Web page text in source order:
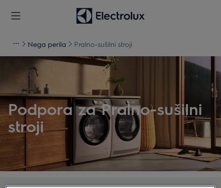
Nega perila Pralno-sušilni stroji
Podpora za Pralno-sušilni
stroji